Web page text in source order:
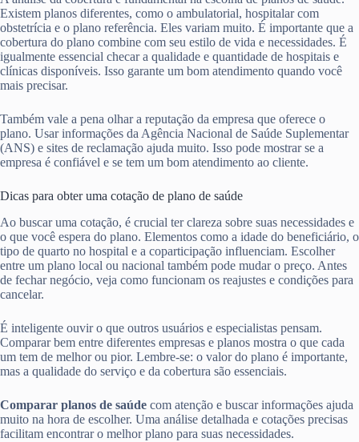
Existem planos diferentes, como o ambulatorial, hospitalar com
obstetrícia e o plano referência. Eles variam muito. É importante que a
cobertura do plano combine com seu estilo de vida e necessidades. É
igualmente essencial checar a qualidade e quantidade de hospitais e
clínicas disponíveis. Isso garante um bom atendimento quando você
mais precisar.
Também vale a pena olhar a reputação da empresa que oferece o
plano. Usar informações da Agência Nacional de Saúde Suplementar
(ANS) e sites de reclamação ajuda muito. Isso pode mostrar se a
empresa é confiável e se tem um bom atendimento ao cliente.
Dicas para obter uma cotação de plano de saúde
Ao buscar uma cotação, é crucial ter clareza sobre suas necessidades e
o que você espera do plano. Elementos como a idade do beneficiário, o
tipo de quarto no hospital e a coparticipação influenciam. Escolher
entre um plano local ou nacional também pode mudar o preço. Antes
de fechar negócio, veja como funcionam os reajustes e condições para
cancelar.
É inteligente ouvir o que outros usuários e especialistas pensam.
Comparar bem entre diferentes empresas e planos mostra o que cada
um tem de melhor ou pior. Lembre-se: o valor do plano é importante,
mas a qualidade do serviço e da cobertura são essenciais.
Comparar planos de saúde com atenção e buscar informações ajuda
muito na hora de escolher. Uma análise detalhada e cotações precisas
facilitam encontrar o melhor plano para suas necessidades.